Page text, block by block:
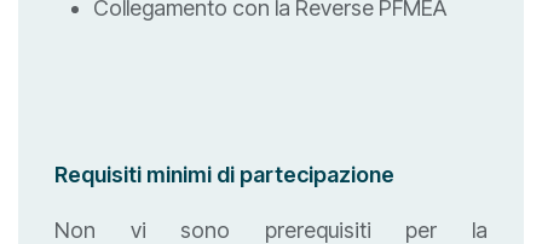
Collegamento con la Reverse PFMEA
Requisiti minimi di partecipazione
Non vi sono prerequisiti per la